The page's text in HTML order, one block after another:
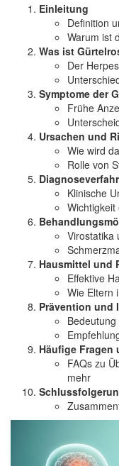
Einleitung
Definition
Warum ist
Was ist
Der
Symptome der
Frühe
Ursachen und
Wie wird
Rolle von
Klinische
Virostatika
Hausmittel und
Effektive
Wie Eltern
Prävention und
Häufige Fragen
FAQs zu
mehr